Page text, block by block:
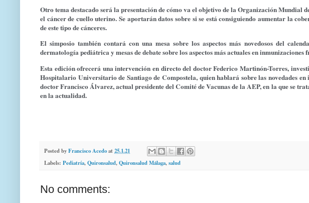
Otro tema destacado será la presentación de cómo va el objetivo de la Organización Mundial
el cáncer de cuello uterino. Se aportarán datos sobre si se está consiguiendo aumentar la
de este tipo de cánceres.
El simposio también contará con una mesa sobre los aspectos más novedosos del
dermatología pediátrica y mesas de debate sobre los aspectos más actuales en
Esta edición ofrecerá una intervención en directo del doctor Federico Martinón-Torres,
Hospitalario Universitario de Santiago de Compostela, quien hablará sobre las novedades
doctor Francisco Álvarez, actual presidente del Comité de Vacunas de la AEP, en la que se
en la actualidad.
Posted byFrancisco Acedoat 25.1.21
Labels: Pediatría,Quironsalud,Quironsalud Málaga,salud
No comments: